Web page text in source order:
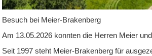
Besuch bei Meier-Brakenberg
Am 13.05.2026 konnten die Herren Meier
Seit 1997 steht Meier-Brakenberg für